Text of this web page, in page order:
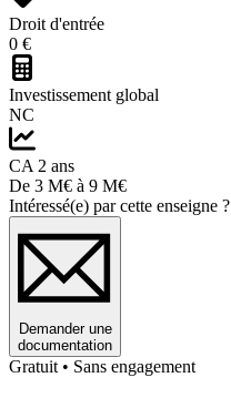
Droit d'entrée
0 €
Investissement global
NC
CA 2 ans
De 3 M€ à 9 M€
Intéressé(e) par cette enseigne ?
Demander une
documentation
Gratuit • Sans engagement